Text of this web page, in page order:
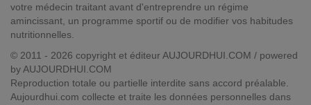
votre médecin traitant avant d'entreprendre un régime
amincissant, un programme sportif ou de modifier vos habitudes
nutritionnelles.
© 2011 - 2026 copyright et éditeur AUJOURDHUI.COM / powered
by AUJOURDHUI.COM
Reproduction totale ou partielle interdite sans accord préalable.
Aujourdhui.com collecte et traite les données personnelles dans